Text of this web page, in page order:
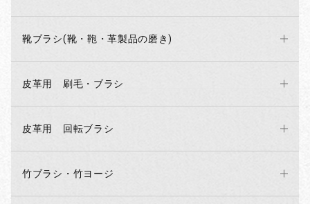
靴ブラシ(靴・鞄・革製品の磨き)
皮革用 刷毛・ブラシ
皮革用 回転ブラシ
竹ブラシ・竹ヨージ